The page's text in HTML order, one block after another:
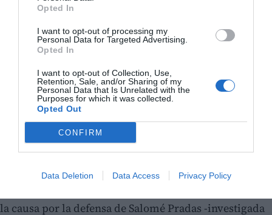
Opted In
I want to opt-out of processing my
Personal Data for Targeted Advertising.
Opted In
I want to opt-out of Collection, Use,
Retention, Sale, and/or Sharing of my
Personal Data that Is Unrelated with the
Purposes for which it was collected.
Opted Out
CONFIRM
Data Deletion Data Access Privacy Policy
la causa por la defensa de Salomé Pradas -investigada